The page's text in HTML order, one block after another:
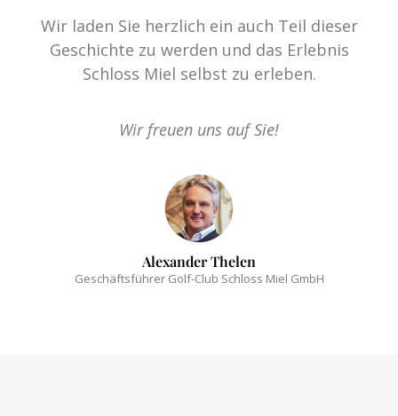
Wir laden Sie herzlich ein auch Teil dieser
Geschichte zu werden und das Erlebnis
Schloss Miel selbst zu erleben.
Wir freuen uns auf Sie!
Alexander Thelen
Geschäftsführer Golf-Club Schloss Miel GmbH